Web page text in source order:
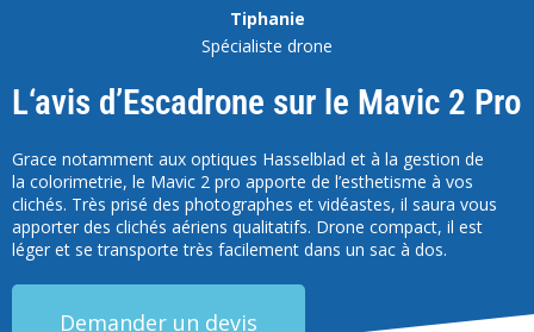
Tiphanie
Spécialiste drone
L‘avis d’Escadrone sur le Mavic 2 Pro
Grace notamment aux optiques Hasselblad et à la gestion de
la colorimetrie, le Mavic 2 pro apporte de l’esthetisme à vos
clichés. Très prisé des photographes et vidéastes, il saura vous
apporter des clichés aériens qualitatifs. Drone compact, il est
léger et se transporte très facilement dans un sac à dos.
Demander un devis